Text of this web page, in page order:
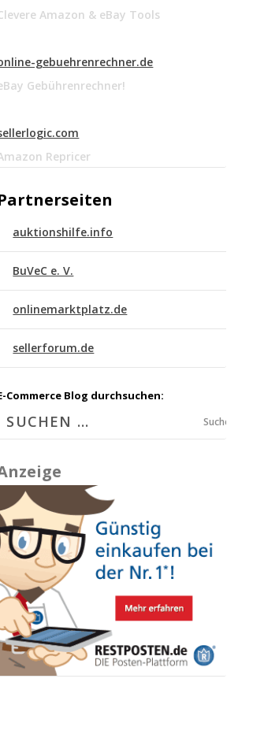
Amazon & eBay Tools
gebuehrenrechner.de
Gebührenrechner!
Repricer
auktionshilfe.info
BuVeC e. V.
onlinemarktplatz.de
sellerforum.de
Commerce Blog durchsuchen:
Suchen